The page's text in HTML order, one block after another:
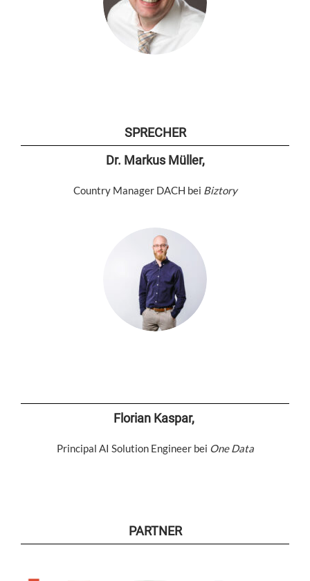
SPRECHER
Dr. Markus Müller,
Country Manager DACH bei Biztory
Florian Kaspar,
Principal AI Solution Engineer bei One Data
PARTNER